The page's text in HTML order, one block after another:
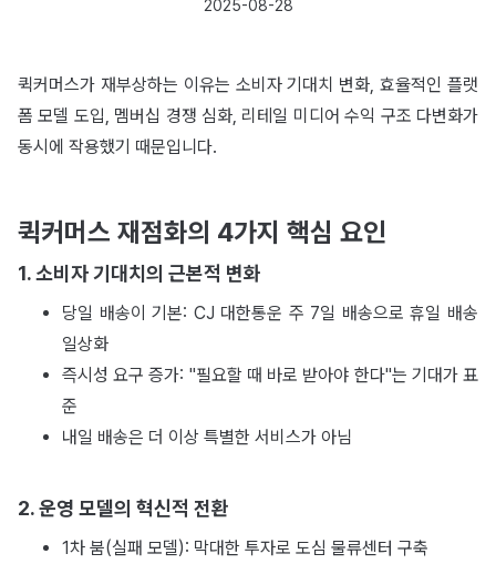
2025-08-28
퀵커머스가 재부상하는 이유는 소비자 기대치 변화, 효율적인 플랫
폼 모델 도입, 멤버십 경쟁 심화, 리테일 미디어 수익 구조 다변화가
동시에 작용했기 때문입니다.
퀵커머스 재점화의 4가지 핵심 요인
1. 소비자 기대치의 근본적 변화
당일 배송이 기본: CJ 대한통운 주 7일 배송으로 휴일 배송
일상화
즉시성 요구 증가: "필요할 때 바로 받아야 한다"는 기대가 표
준
내일 배송은 더 이상 특별한 서비스가 아님
2. 운영 모델의 혁신적 전환
1차 붐(실패 모델): 막대한 투자로 도심 물류센터 구축